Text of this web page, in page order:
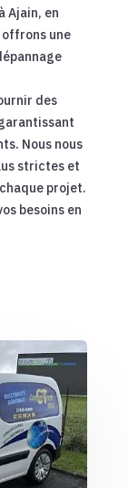
Ajain, en
offrons une
des
Nous nous
strictes et
projet.
besoins en